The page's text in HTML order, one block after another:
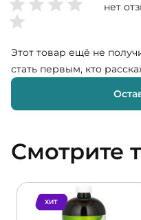
нет
Этот товар ещё не
стать первым, кто
Смотрите
ХИТ